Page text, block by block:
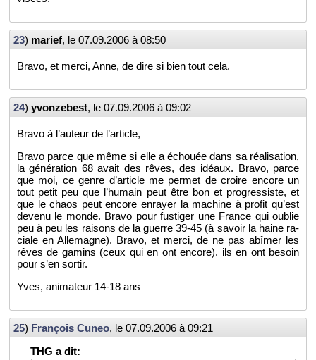
23) ma­rief, le 07.09.2006 à 08:50
Bravo, et merci, Anne, de dire si bien tout cela.
24) yvon­ze­best, le 07.09.2006 à 09:02
Bravo à l’au­teur de l’ar­ticle,
Bravo parce que même si elle a échouée dans sa réa­li­sa­tion,
la gé­né­ra­tion 68 avait des rêves, des idéaux. Bravo, parce
que moi, ce genre d’ar­ticle me per­met de croire en­core un
tout petit peu que l’hu­main peut être bon et pro­gres­siste, et
que le chaos peut en­core en­rayer la ma­chine à pro­fit qu’est
de­venu le monde. Bravo pour fus­ti­ger une France qui ou­blie
peu à peu les rai­sons de la guerre 39-45 (à sa­voir la haine ra­
ciale en Al­le­magne). Bravo, et merci, de ne pas abî­mer les
rêves de ga­mins (ceux qui en ont en­core). ils en ont be­soin
pour s’en sor­tir.
Yves, ani­ma­teur 14-18 ans
25) Fran­çois Cuneo, le 07.09.2006 à 09:21